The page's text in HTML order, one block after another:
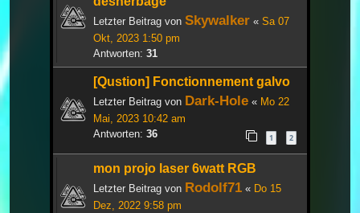
Letzter Beitrag von Skywalker « Sa 07
Okt, 2023 1:50 pm
Antworten: 31
[Qustion] Fonctionnement galvo
Letzter Beitrag von Dark-Hole « Mo 22
Mai, 2023 10:42 am
Antworten: 36 1 2
mon projo laser 6watt RGB
Letzter Beitrag von Rodolf71 « Do 15
Dez, 2022 9:58 pm